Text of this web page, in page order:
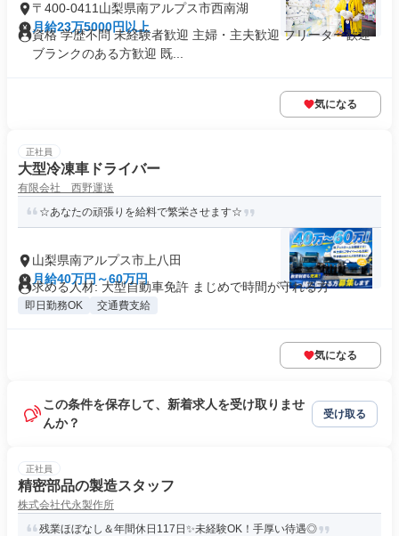
〒400-0411山梨県南アルプス市西南湖
月給23万5000円以上
資格 学歴不問 未経験者歓迎 主婦・主夫歓迎 フリーター歓迎
ブランクのある方歓迎 既...
気になる
正社員
大型冷凍車ドライバー
有限会社 西野運送
☆あなたの頑張りを給料で繁栄させます☆
山梨県南アルプス市上八田
月給40万円～60万円
求める人材: 大型自動車免許 まじめで時間が守れる方
即日勤務OK 交通費支給
気になる
この条件を保存して、新着求人を受け取りませ
んか？
受け取る
正社員
精密部品の製造スタッフ
株式会社代永製作所
残業ほぼなし＆年間休日117日✨未経験OK！手厚い待遇◎